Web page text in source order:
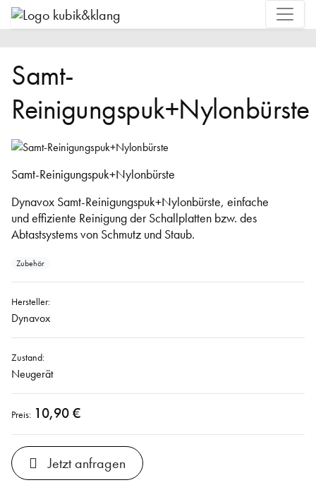
Samt-
Reinigungspuk+Nylonbürste
Samt-Reinigungspuk+Nylonbürste
Dynavox Samt-Reinigungspuk+Nylonbürste, einfache
und effiziente Reinigung der Schallplatten bzw. des
Abtastsystems von Schmutz und Staub.
Zubehör
Hersteller:
Dynavox
Zustand:
Neugerät
Preis: 10,90 €
Jetzt anfragen